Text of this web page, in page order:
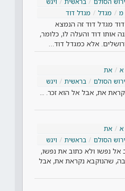
מ מגדל מגדל דוד
מגדל דוד זה הנמצא
אותו דוד והעלה לו, כלומר,
אלא כמגדל דוד…
א
את
הסולם בראשית ויגש
את, אבל אל הוא זכר. ...
א
את
הסולם בראשית ויגש
נפשו ולא כתוב את נפשו,
שהנוקבא נקראת את, אבל